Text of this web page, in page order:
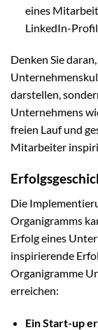
eines
LinkedIn-Profil.
Denken Sie
darstellen,
Unternehmens
freien Lauf und
Mitarbeiter
Die
Organigramms
Erfolg eines
inspirierende
Organigramme
erreichen:
Ein Start-up